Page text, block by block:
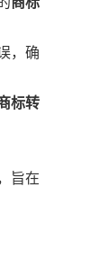
，确
标转
旨在